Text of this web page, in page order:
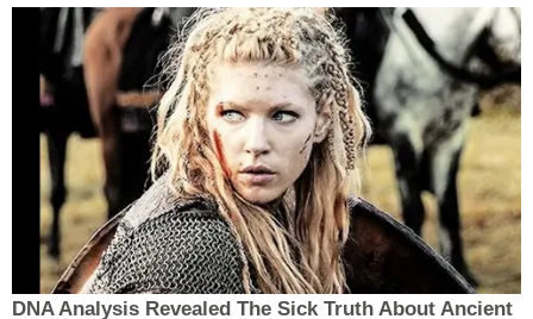
DNA Analysis Revealed The Sick Truth About Ancient